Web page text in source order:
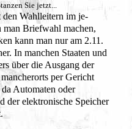
Sie jetzt...
Wahlleitern im je-
Briefwahl machen,
kann man nur am 2.11.
In manchen Staaten und
über die Ausgang der
per Gericht
Automaten oder
der elektronische Speicher